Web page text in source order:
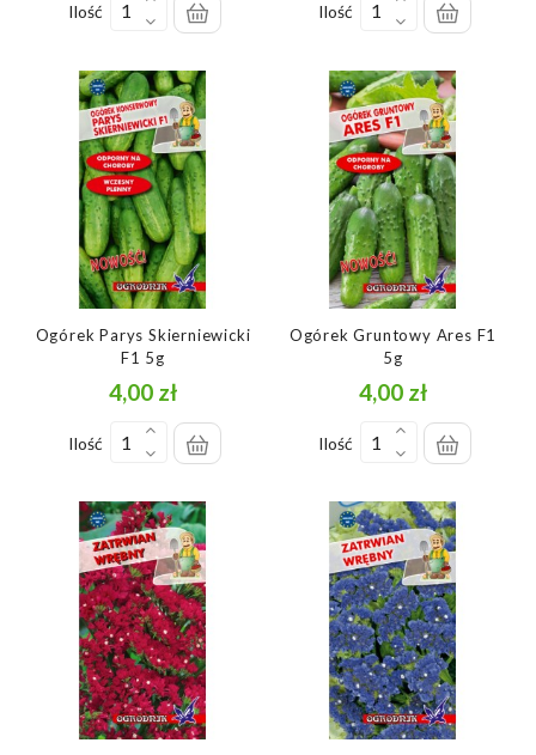
Ilość Ilość
Ogórek Parys Skierniewicki
F1 5g
4,00 złCena
Ilość
Ogórek Gruntowy Ares F1
5g
4,00 złCena
Ilość